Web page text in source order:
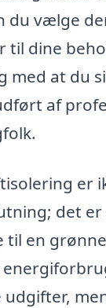
du vælge
til dine
med at du
af
er
det er
til en
udgifter,